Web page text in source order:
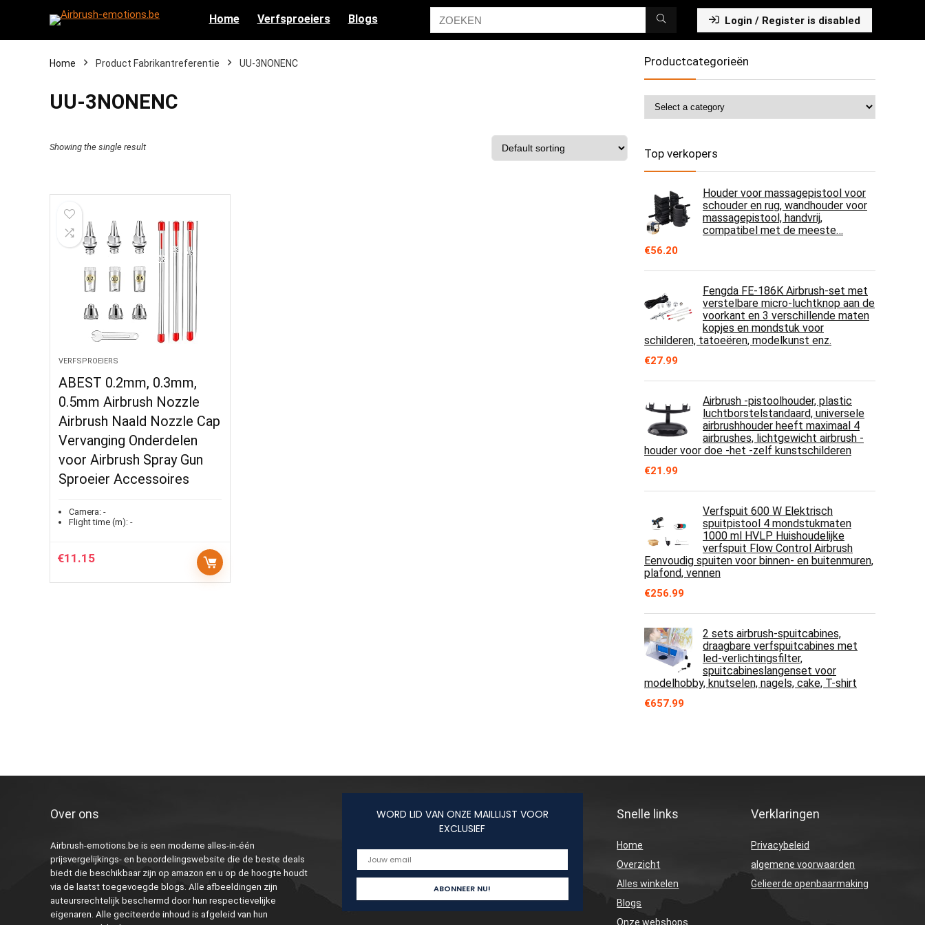
Home Verfsproeiers Blogs Login / Register is disabled
Home Product Fabrikantreferentie ‎UU-3NONENC
‎UU-3NONENC
Showing the single result
VERFSPROEIERS
ABEST 0.2mm, 0.3mm,
0.5mm Airbrush Nozzle
Airbrush Naald Nozzle Cap
Vervanging Onderdelen
voor Airbrush Spray Gun
Sproeier Accessoires
Camera: -
Flight time (m): -
€11.15
Productcategorieën
Top verkopers
Houder voor massagepistool voor
schouder en rug, wandhouder voor
massagepistool, handvrij,
compatibel met de meeste…
€56.20
Fengda FE-186K Airbrush-set met
verstelbare micro-luchtknop aan de
voorkant en 3 verschillende maten
kopjes en mondstuk voor
schilderen, tatoeëren, modelkunst enz.
€27.99
Airbrush -pistoolhouder, plastic
luchtborstelstandaard, universele
airbrushhouder heeft maximaal 4
airbrushes, lichtgewicht airbrush -
houder voor doe -het -zelf kunstschilderen
€21.99
Verfspuit 600 W Elektrisch
spuitpistool 4 mondstukmaten
1000 ml HVLP Huishoudelijke
verfspuit Flow Control Airbrush
Eenvoudig spuiten voor binnen- en buitenmuren,
plafond, vennen
€256.99
2 sets airbrush-spuitcabines,
draagbare verfspuitcabines met
led-verlichtingsfilter,
spuitcabineslangenset voor
modelhobby, knutselen, nagels, cake, T-shirt
€657.99
Over ons
Airbrush-emotions.be is een moderne alles-in-één
prijsvergelijkings- en beoordelingswebsite die de beste deals
biedt die beschikbaar zijn op amazon en u op de hoogte houdt
via de laatst toegevoegde blogs. Alle afbeeldingen zijn
auteursrechtelijk beschermd door hun respectievelijke
eigenaren. Alle geciteerde inhoud is afgeleid van hun
WORD LID VAN ONZE MAILLIJST VOOR
EXCLUSIEF
Snelle links
Home
Overzicht
Alles winkelen
Blogs
Onze webshops
Verklaringen
Privacybeleid
algemene voorwaarden
Gelieerde openbaarmaking